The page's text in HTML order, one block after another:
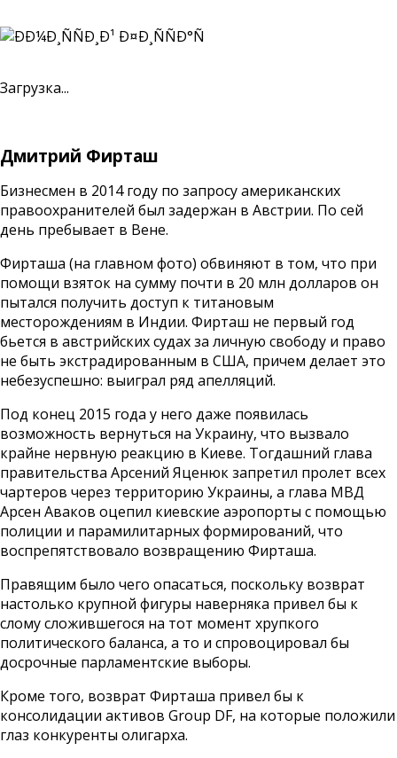
Загрузка...
Дмитрий Фирташ
Бизнесмен в 2014 году по запросу американских
правоохранителей был задержан в Австрии. По сей
день пребывает в Вене.
Фирташа (на главном фото) обвиняют в том, что при
помощи взяток на сумму почти в 20 млн долларов он
пытался получить доступ к титановым
месторождениям в Индии. Фирташ не первый год
бьется в австрийских судах за личную свободу и право
не быть экстрадированным в США, причем делает это
небезуспешно: выиграл ряд апелляций.
Под конец 2015 года у него даже появилась
возможность вернуться на Украину, что вызвало
крайне нервную реакцию в Киеве. Тогдашний глава
правительства Арсений Яценюк запретил пролет всех
чартеров через территорию Украины, а глава МВД
Арсен Аваков оцепил киевские аэропорты с помощью
полиции и парамилитарных формирований, что
воспрепятствовало возвращению Фирташа.
Правящим было чего опасаться, поскольку возврат
настолько крупной фигуры наверняка привел бы к
слому сложившегося на тот момент хрупкого
политического баланса, а то и спровоцировал бы
досрочные парламентские выборы.
Кроме того, возврат Фирташа привел бы к
консолидации активов Group DF, на которые положили
глаз конкуренты олигарха.